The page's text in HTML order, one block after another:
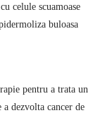
celule scuamoase
buloasa
pentru a trata un
dezvolta cancer de